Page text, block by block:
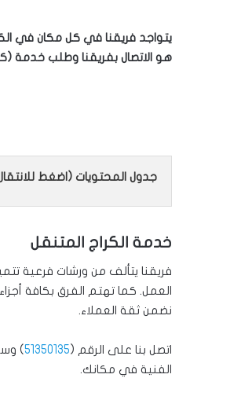
يتواجد فريقنا في كل مكان في
هو الاتصال بفريقنا وطلب خدمة
جدول المحتويات (اضغط
خدمة الكراج المتنقل
فريقنا يتألف من ورشات فرعية
العمل. كما تهتم الفرق بكافة أجزاء
نضمن ثقة العملاء.
اتصل بنا على الرقم (51350135
)
الفنية في مكانك.